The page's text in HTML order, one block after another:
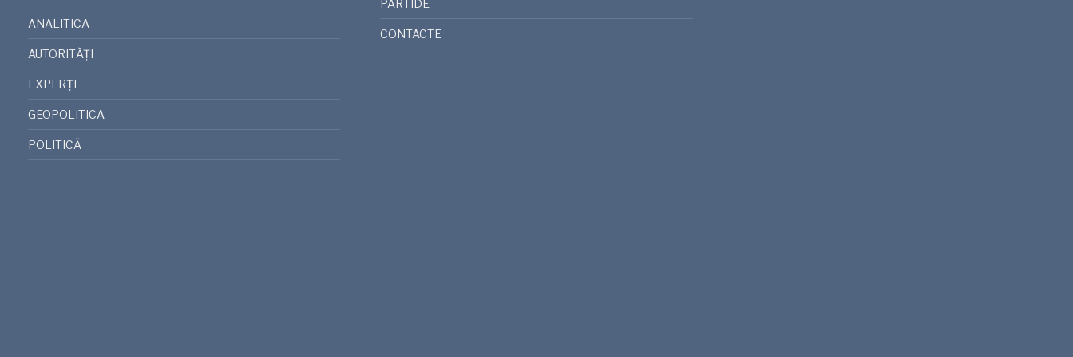
ANALITICA
AUTORITĂȚI
EXPERȚI
GEOPOLITICA
POLITICĂ
PARTIDE
CONTACTE